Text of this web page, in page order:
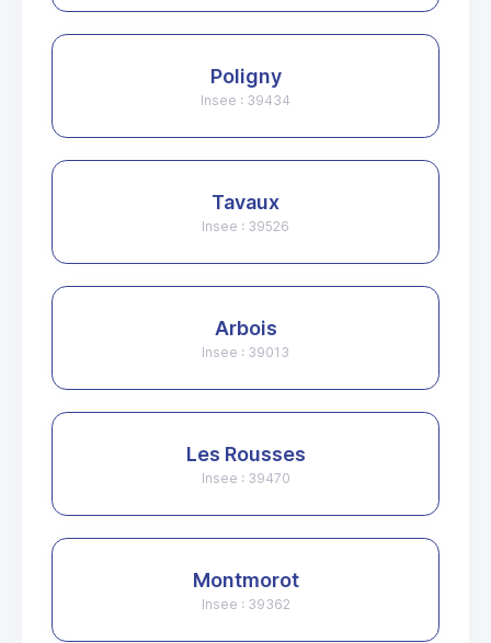
Poligny
Insee : 39434
Tavaux
Insee : 39526
Arbois
Insee : 39013
Les Rousses
Insee : 39470
Montmorot
Insee : 39362